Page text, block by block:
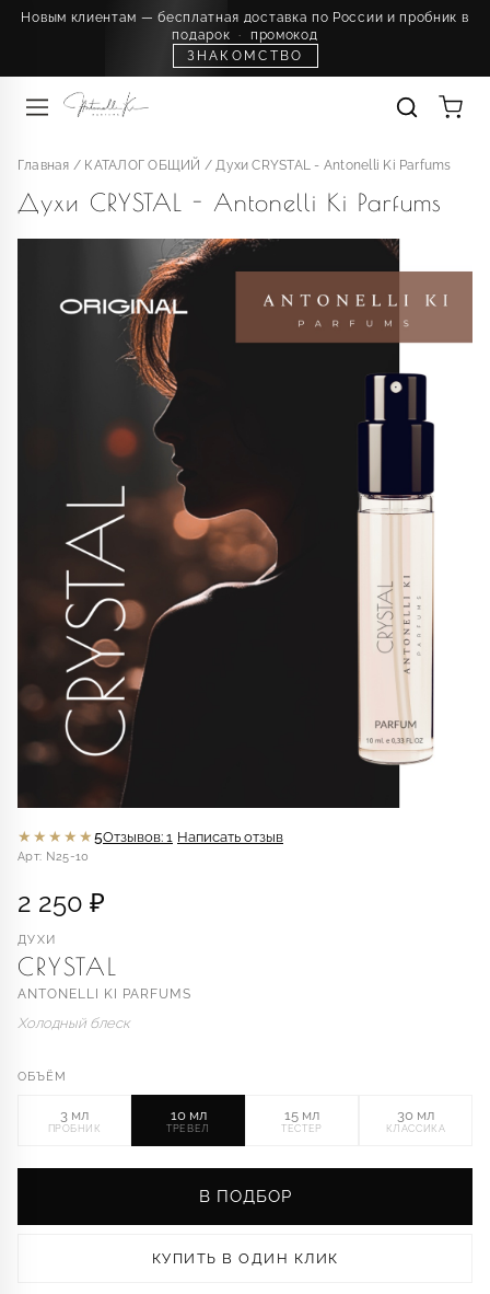
Новым клиентам — бесплатная доставка по России и пробник в
подарок ·
промокод
ЗНАКОМСТВО
Главная / КАТАЛОГ ОБЩИЙ /Духи CRYSTAL - Antonelli Ki Parfums
Духи CRYSTAL - Antonelli Ki Parfums
★★★★★5Отзывов: 1 Написать отзыв
Арт: N25-10
2 250 ₽
ДУХИ
CRYSTAL
ANTONELLI KI PARFUMS
Холодный блеск
ОБЪЁМ
3 мл
ПРОБНИК
10 мл
ТРЕВЕЛ
15 мл
ТЕСТЕР
30 мл
КЛАССИКА
В ПОДБОР
КУПИТЬ В ОДИН КЛИК